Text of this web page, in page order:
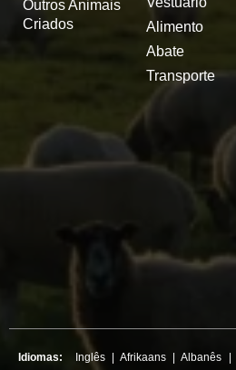
Outros Animais
Criados
Alimento
Abate
Transporte
Idiomas: Inglês |Afrikaans |Albanês